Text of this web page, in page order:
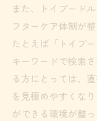
優良トイ
方
初めてなら
初めて
サポート
トイプー
また、トイプード
フターケア体制が
たとえば「トイプ
キーワードで検索
る方にとっては、
を見極めやすくな
ができる環境が整